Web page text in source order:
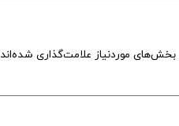
بخش‌های موردنیاز علامت‌گذاری شده‌اند